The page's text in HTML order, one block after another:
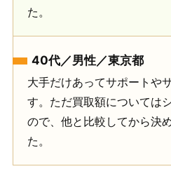
た。
40代／男性／東京都
大手だけあってサポートや
す。ただ買取額については
ので、他と比較してから決
た。